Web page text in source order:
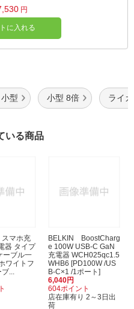
円
に入れる
型 小型 8倍 ライ
いる商品
マホ充
器 タイプ
ーブル一
ワイトフ
...
BELKIN BoostCharg
e 100W USB-C GaN
充電器 WCH025qc1.5
WHB6 [PD100W /US
B-C×1 /1ポート]
6,040円
604ポイント
店在庫有り 2～3日出
荷